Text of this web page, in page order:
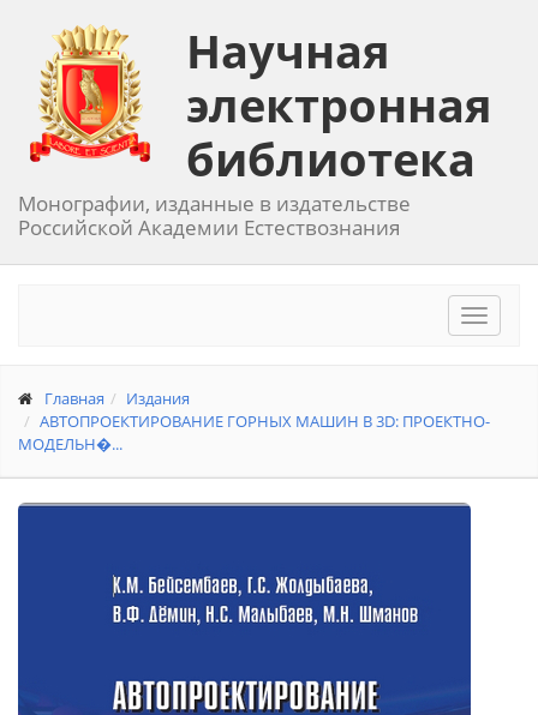
Научная
электронная
библиотека
Монографии, изданные в издательстве
Российской Академии Естествознания
Toggle
Главная
Издания
АВТОПРОЕКТИРОВАНИЕ ГОРНЫХ МАШИН В 3D: ПРОЕКТНО-
МОДЕЛЬН�...